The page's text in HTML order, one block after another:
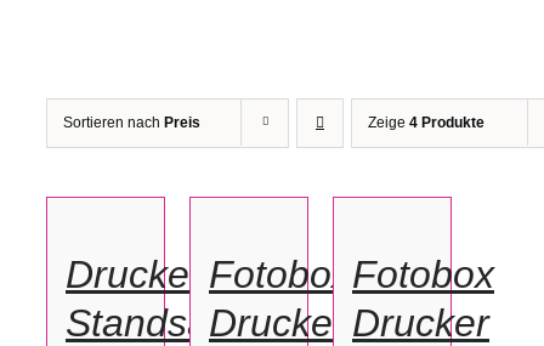
Sortieren nach Preis Zeige 4 Produkte
IN
DETAILS
Drucker
Standsäule
IN
DETAILS
Fotobox
Drucker
IN
DETAILS
Fotobox
Drucker